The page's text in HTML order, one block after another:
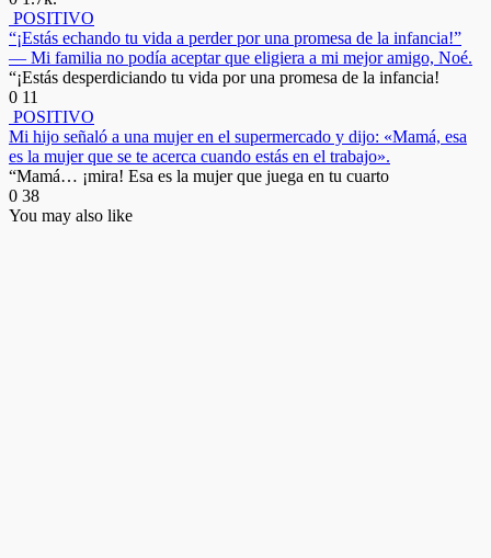
POSITIVO
“¡Estás echando tu vida a perder por una promesa de la infancia!”
— Mi familia no podía aceptar que eligiera a mi mejor amigo, Noé.
“¡Estás desperdiciando tu vida por una promesa de la infancia!
0 11
POSITIVO
Mi hijo señaló a una mujer en el supermercado y dijo: «Mamá, esa
es la mujer que se te acerca cuando estás en el trabajo».
“Mamá… ¡mira! Esa es la mujer que juega en tu cuarto
0 38
You may also like